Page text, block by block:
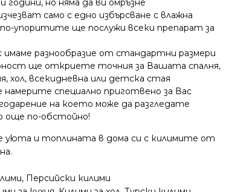
години, но няма да ви омръзне
само с едно избърсване с влажна
по-упоритите ще послужи всеки препарат за
разнообразие от стандартни размери
ще откриете точния за Вашата спалня,
хол, всекидневна или детска стая
намерите специално приготвено за Вас
на което може да разгледате
още по-обстойно!
уюта и топлината в дома си с килимите от
, Персийски килими